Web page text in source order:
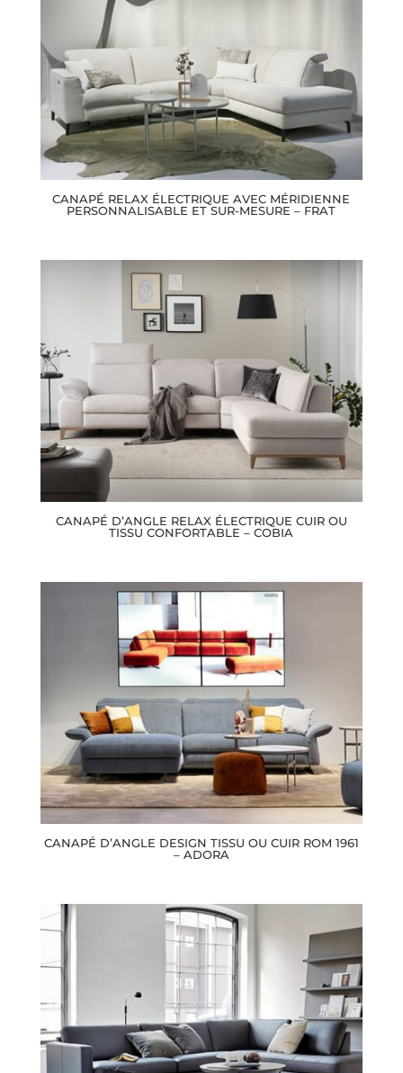
CANAPÉ RELAX ÉLECTRIQUE AVEC MÉRIDIENNE
PERSONNALISABLE ET SUR-MESURE – FRAT
CANAPÉ D’ANGLE RELAX ÉLECTRIQUE CUIR OU
TISSU CONFORTABLE – COBIA
CANAPÉ D’ANGLE DESIGN TISSU OU CUIR ROM 1961
– ADORA